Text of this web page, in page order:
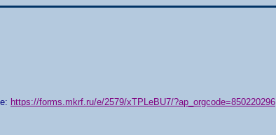
https://forms.mkrf.ru/e/2579/xTPLeBU7/?ap_orgcode=850220296